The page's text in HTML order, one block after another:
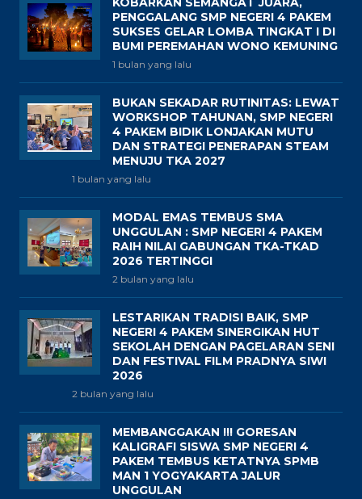
PENGGALANG SMP NEGERI 4 PAKEM
SUKSES GELAR LOMBA TINGKAT I DI
BUMI PEREMAHAN WONO KEMUNING
1 bulan yang lalu
BUKAN SEKADAR RUTINITAS: LEWAT
WORKSHOP TAHUNAN, SMP NEGERI
4 PAKEM BIDIK LONJAKAN MUTU
DAN STRATEGI PENERAPAN STEAM
MENUJU TKA 2027
1 bulan yang lalu
MODAL EMAS TEMBUS SMA
UNGGULAN : SMP NEGERI 4 PAKEM
RAIH NILAI GABUNGAN TKA-TKAD
2026 TERTINGGI
2 bulan yang lalu
LESTARIKAN TRADISI BAIK, SMP
NEGERI 4 PAKEM SINERGIKAN HUT
SEKOLAH DENGAN PAGELARAN SENI
DAN FESTIVAL FILM PRADNYA SIWI
2026
2 bulan yang lalu
MEMBANGGAKAN !!! GORESAN
KALIGRAFI SISWA SMP NEGERI 4
PAKEM TEMBUS KETATNYA SPMB
MAN 1 YOGYAKARTA JALUR
UNGGULAN